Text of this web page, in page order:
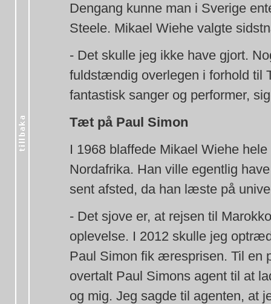
Dengang kunne man i Sverige
Steele. Mikael Wiehe valgte
- Det skulle jeg ikke have gjort.
fuldstændig overlegen i forhold til
fantastisk sanger og performer,
Tæt på Paul Simon
I 1968 blaffede Mikael Wiehe
Nordafrika. Han ville egentlig
sent afsted, da han læste på
- Det sjove er, at rejsen til
oplevelse. I 2012 skulle jeg
Paul Simon fik æresprisen. Til en
overtalt Paul Simons agent til at
og mig. Jeg sagde til agenten, at